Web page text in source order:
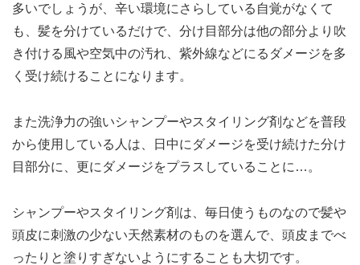
多いでしょうが、辛い環境にさらしている自覚がなくて
も、髪を分けているだけで、分け目部分は他の部分より吹
き付ける風や空気中の汚れ、紫外線などにるダメージを多
く受け続けることになります。
また洗浄力の強いシャンプーやスタイリング剤などを普段
から使用している人は、日中にダメージを受け続けた分け
目部分に、更にダメージをプラスしていることに…。
シャンプーやスタイリング剤は、毎日使うものなので髪や
頭皮に刺激の少ない天然素材のものを選んで、頭皮までべ
ったりと塗りすぎないようにすることも大切です。